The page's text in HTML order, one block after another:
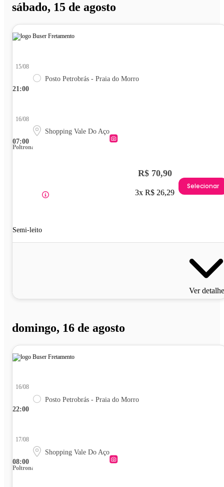
sábado, 15 de agosto
21:00
15/08
Posto Petrobrás - Praia do Morro
07:00
16/08
Shopping Vale Do Aço
Poltrona
Semi-leito
R$ 70,90
3x R$ 26,29
Selecionar
Ver
domingo, 16 de agosto
22:00
16/08
Posto Petrobrás - Praia do Morro
08:00
17/08
Shopping Vale Do Aço
Poltrona